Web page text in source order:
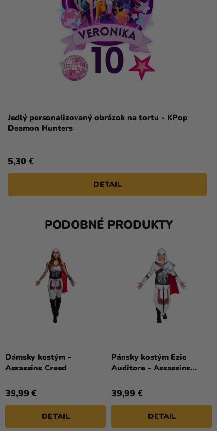
Jedlý personalizovaný obrázok na tortu - KPop
Deamon Hunters
5,30 €
DETAIL
PODOBNÉ PRODUKTY
Dámsky kostým -
Assassins Creed
39,99 €
DETAIL
Pánsky kostým Ezio
Auditore - Assassins
39,99 €
DETAIL